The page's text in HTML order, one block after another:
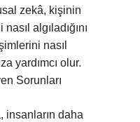
zekâ, kişinin
algıladığını
nasıl
yardımcı olur.
Sorunları
insanların daha